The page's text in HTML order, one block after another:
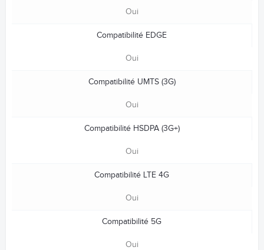
Oui
Compatibilité EDGE
Oui
Compatibilité UMTS (3G)
Oui
Compatibilité HSDPA (3G+)
Oui
Compatibilité LTE 4G
Oui
Compatibilité 5G
Oui